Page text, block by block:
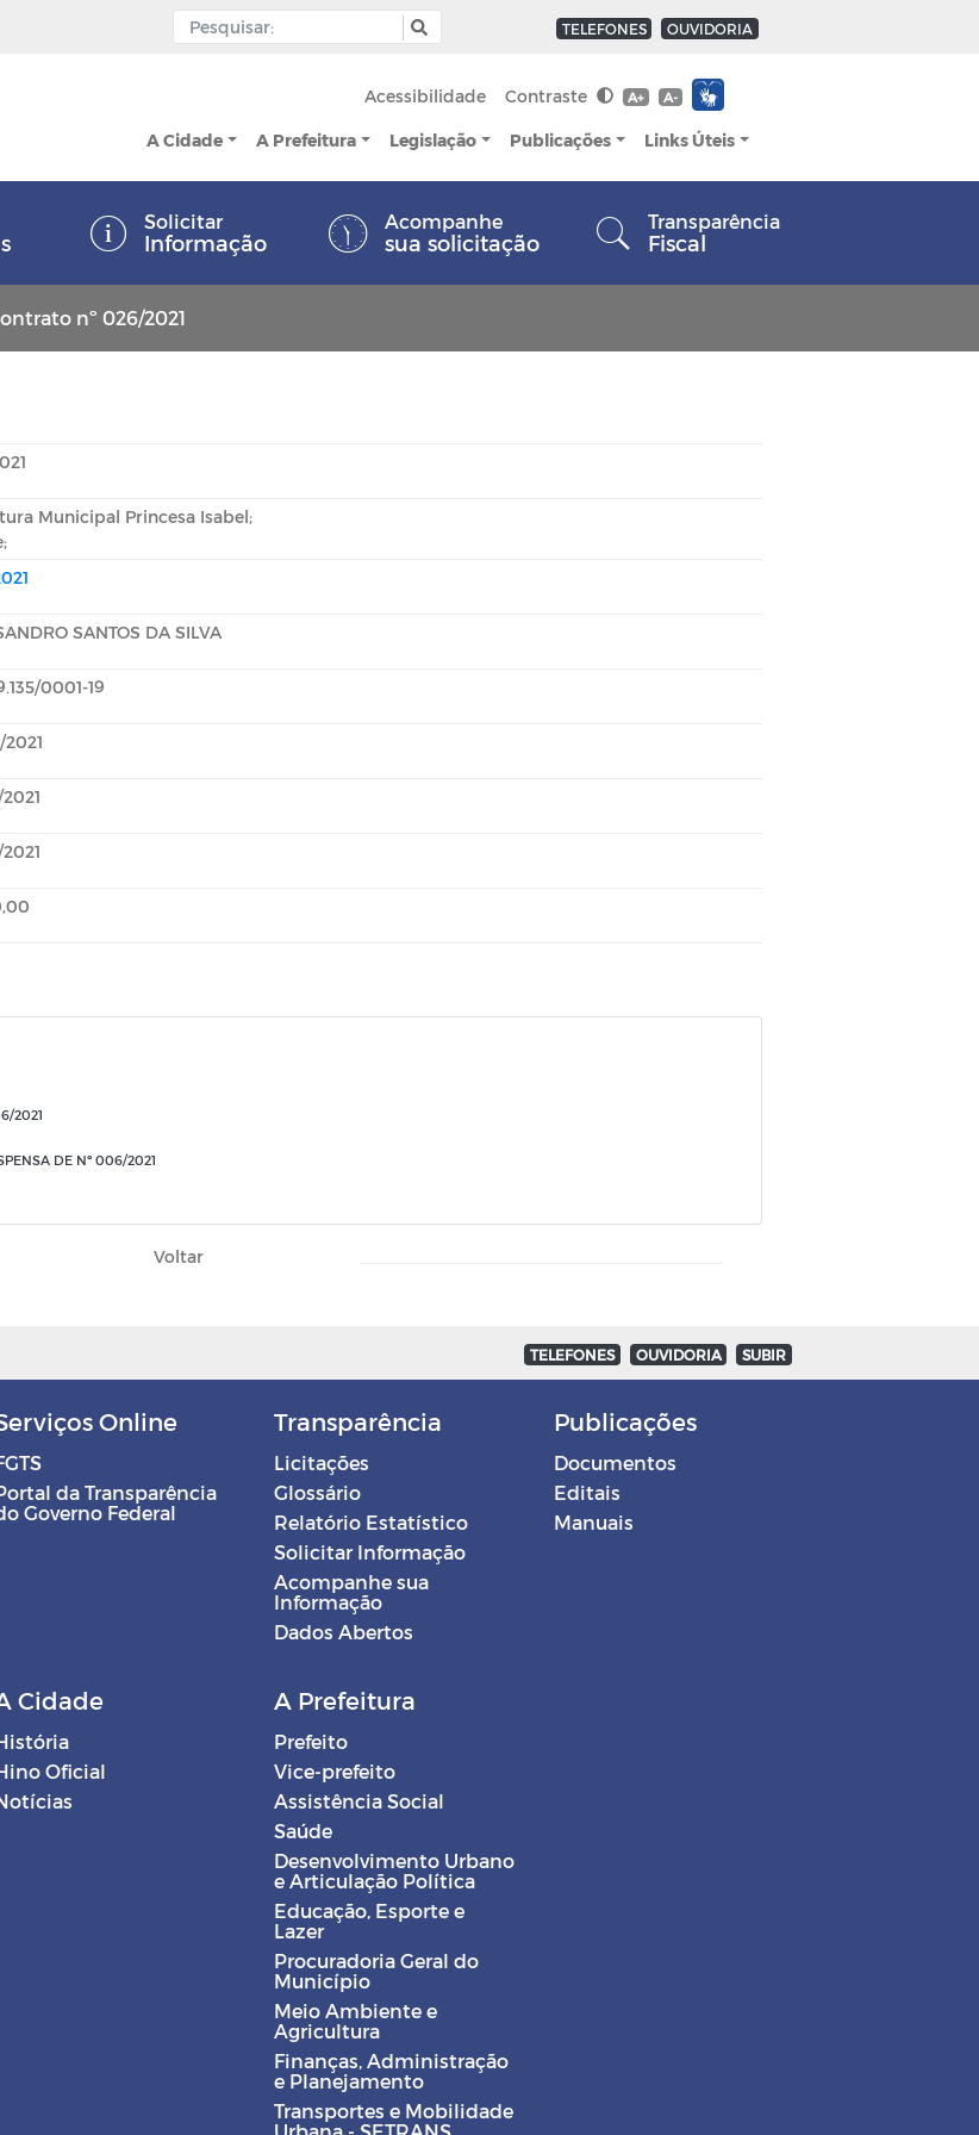
TELEFONES OUVIDORIA
Acessibilidade Contraste A+ A-
A Cidade A Prefeitura Legislação Publicações Links Úteis
Solicitar
Informação
Acompanhe
sua solicitação
Transparência
Fiscal
nº 026/2021
Municipal Princesa Isabel;
SANTOS DA SILVA
0001-19
2021
DE Nº 006/2021
Voltar
TELEFONES OUVIDORIA SUBIR
Online
da Transparência
Governo Federal
Transparência
Licitações
Glossário
Relatório Estatístico
Solicitar Informação
Acompanhe sua
Informação
Dados Abertos
Publicações
Documentos
Editais
Manuais
Cidade
Oficial
A Prefeitura
Prefeito
Vice-prefeito
Assistência Social
Saúde
Desenvolvimento Urbano
e Articulação Política
Educação, Esporte e
Lazer
Procuradoria Geral do
Município
Meio Ambiente e
Agricultura
Finanças, Administração
e Planejamento
Transportes e Mobilidade